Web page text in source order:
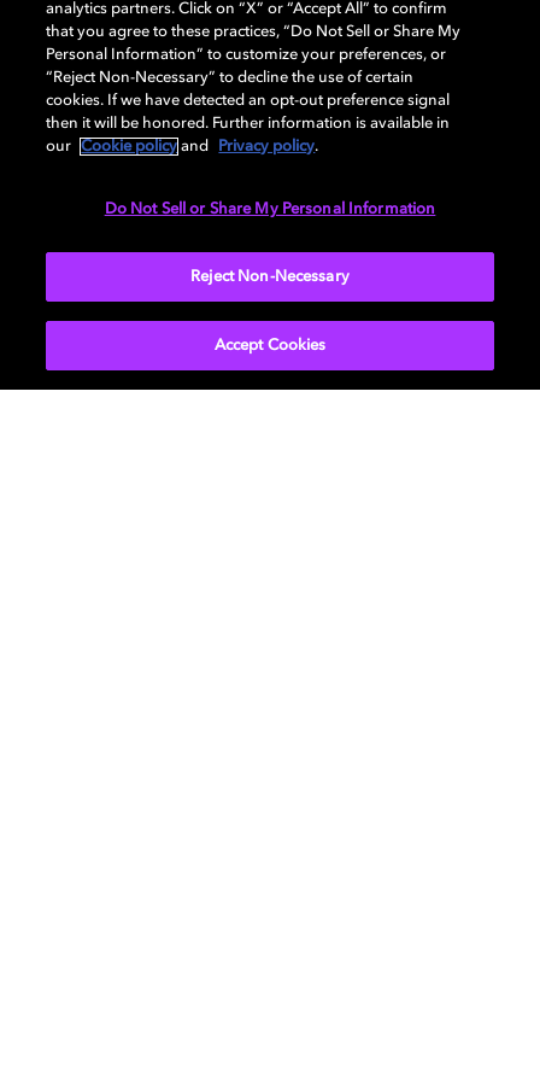
Pas totalement convaincu par
l’expérience Dolby Atmos?
Dans ce cas, consultez notre guide (en anglais) intitulé
nous sommes là pour vous aider à profiter du set up
parfait depuis chez vous. Rendez-vous sur notreguide
d’installation interactifpour bien débuter.
analytics partners. Click on “X” or “Accept All” to confirm
that you agree to these practices, “Do Not Sell or Share My
Personal Information” to customize your preferences, or
“Reject Non-Necessary” to decline the use of certain
cookies. If we have detected an opt-out preference signal
then it will be honored. Further information is available in
our
Cookie policy and Privacy policy.
Do Not Sell or Share My Personal Information
Reject Non-Necessary
Accept Cookies